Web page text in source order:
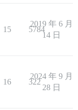
15 5784
2019 年 6 月
14 日
16 322
2024 年 9 月
28 日